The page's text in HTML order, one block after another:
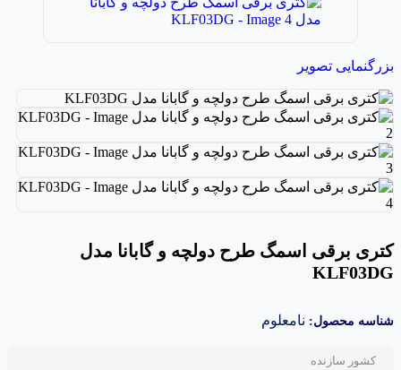
بزرگنمایی تصویر
کتری برقی اسمگ طرح دولچه و گابانا مدل
KLF03DG
شناسه محصول: نامعلوم
کشور سازنده